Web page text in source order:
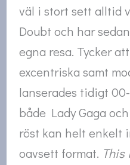
väl i stort sett alltid
Doubt och har
egna resa. Tycker
excentriska samt
lanserades tidigt
både Lady Gaga
röst kan helt enkelt
oavsett format. This